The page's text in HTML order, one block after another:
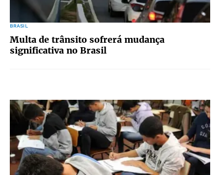
BRASIL
Multa de trânsito sofrerá mudança
significativa no Brasil